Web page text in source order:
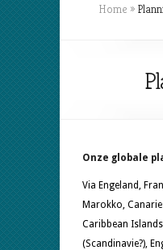
Home »
Onze globale
Via Engeland,
Marokko,
Caribbean
(Scandinavie?),